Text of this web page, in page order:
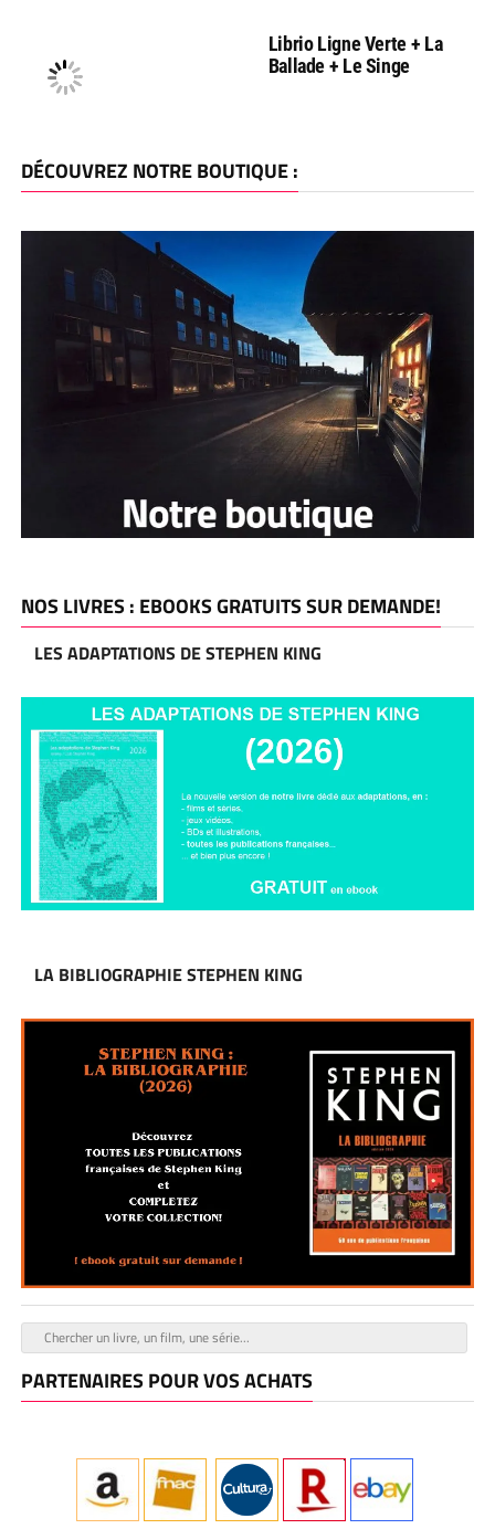
Librio Ligne Verte + La
Ballade + Le Singe
DÉCOUVREZ NOTRE BOUTIQUE :
NOS LIVRES : EBOOKS GRATUITS SUR DEMANDE!
LES ADAPTATIONS DE STEPHEN KING
LA BIBLIOGRAPHIE STEPHEN KING
PARTENAIRES POUR VOS ACHATS